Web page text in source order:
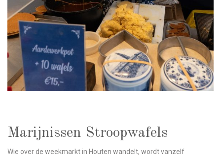
Marijnissen Stroopwafels
Wie over de weekmarkt in Houten wandelt, wordt vanzelf